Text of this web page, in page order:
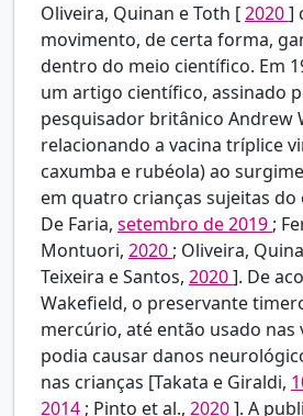
Oliveira, Quinan e Toth [2020]
movimento, de certa forma,
dentro do meio científico. Em
um artigo científico, assinado
pesquisador britânico Andrew
relacionando a vacina tríplice
caxumba e rubéola) ao
em quatro crianças sujeitas do
De Faria, setembro de 2019 ;
Montuori, 2020 ; Oliveira,
Teixeira e Santos, 2020]. De
Wakefield, o preservante
mercúrio, até então usado nas
podia causar danos
nas crianças [Takata e Giraldi,
2014 ; Pinto et al., 2020]. A